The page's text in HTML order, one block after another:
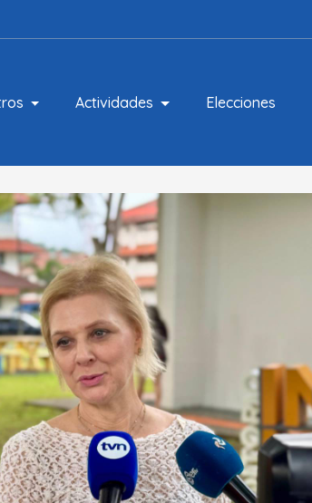
Actividades Elecciones